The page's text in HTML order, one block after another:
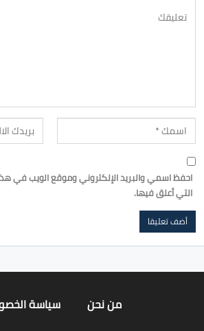
احفظ اسمي والبريد الإلكتروني وموقع الويب في
التي أعلق فيها.
من نحن سياسة